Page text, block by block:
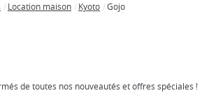
Location maison Kyoto Gojo
de toutes nos nouveautés et offres spéciales !